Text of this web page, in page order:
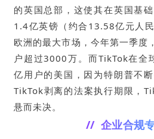
的英国总部，这使其在英国基
1.4亿英镑（约合13.58亿元人
欧洲的最大市场，今年第一季度
户超过3000万。而TikTok在全
亿用户的美国，因为特朗普不
TikTok剥离的法案执行期限，
悬而未决。
// 企业合规